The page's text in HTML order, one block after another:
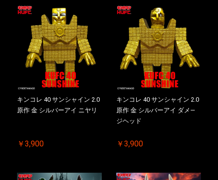
キンコレ 40 サンシャイン 2.0
原作 金 シルバーアイ ニヤリ
￥3,900
キンコレ 40 サンシャイン 2.0
原作 金 シルバーアイ ダメ―
ジヘッド
￥3,900